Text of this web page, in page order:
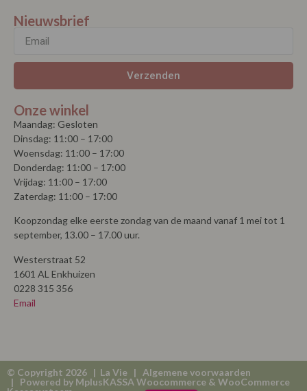
Nieuwsbrief
Verzenden
Onze winkel
Maandag: Gesloten
Dinsdag: 11:00 – 17:00
Woensdag: 11:00 – 17:00
Donderdag: 11:00 – 17:00
Vrijdag: 11:00 – 17:00
Zaterdag: 11:00 – 17:00
Koopzondag elke eerste zondag van de maand vanaf 1 mei tot 1
september, 13.00 – 17.00 uur.
Westerstraat 52
1601 AL Enkhuizen
0228 315 356
Email
© Copyright 2026 | La Vie | Algemene voorwaarden
| Powered by MplusKASSA Woocommerce & WooCommerce